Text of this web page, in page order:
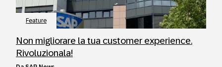
Feature
Non migliorare la tua customer experience.
Rivoluzionala!